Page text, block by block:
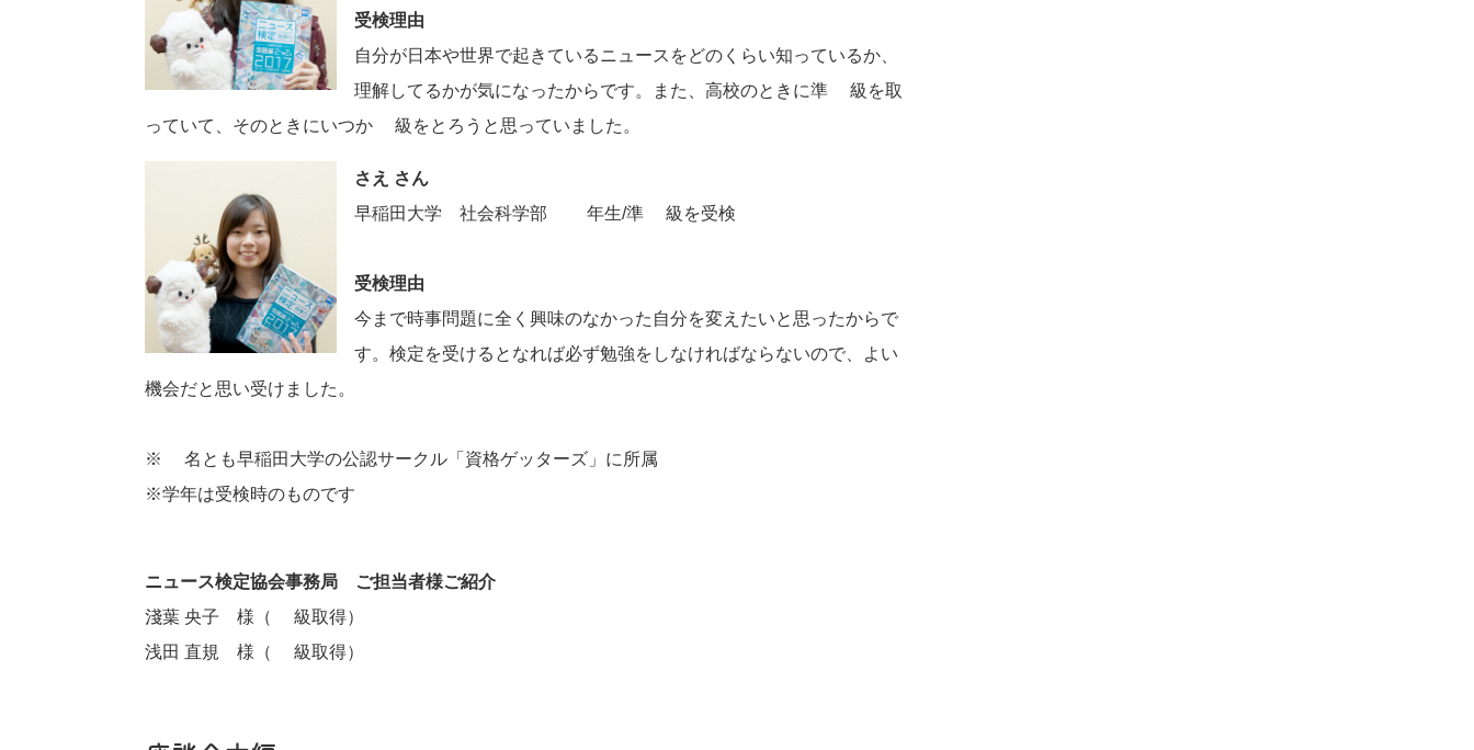
受検理由
自分が日本や世界で起きているニュースをどのくらい知っているか、
理解してるかが気になったからです。また、高校のときに準2級を取
っていて、そのときにいつか2級をとろうと思っていました。
さえ さん
早稲田大学 社会科学部 1年生/準2級を受検
受検理由
今まで時事問題に全く興味のなかった自分を変えたいと思ったからで
す。検定を受けるとなれば必ず勉強をしなければならないので、よい
機会だと思い受けました。
※5名とも早稲田大学の公認サークル「資格ゲッターズ」に所属
※学年は受検時のものです
ニュース検定協会事務局 ご担当者様ご紹介
淺葉 央子 様（2級取得）
浅田 直規 様（2級取得）